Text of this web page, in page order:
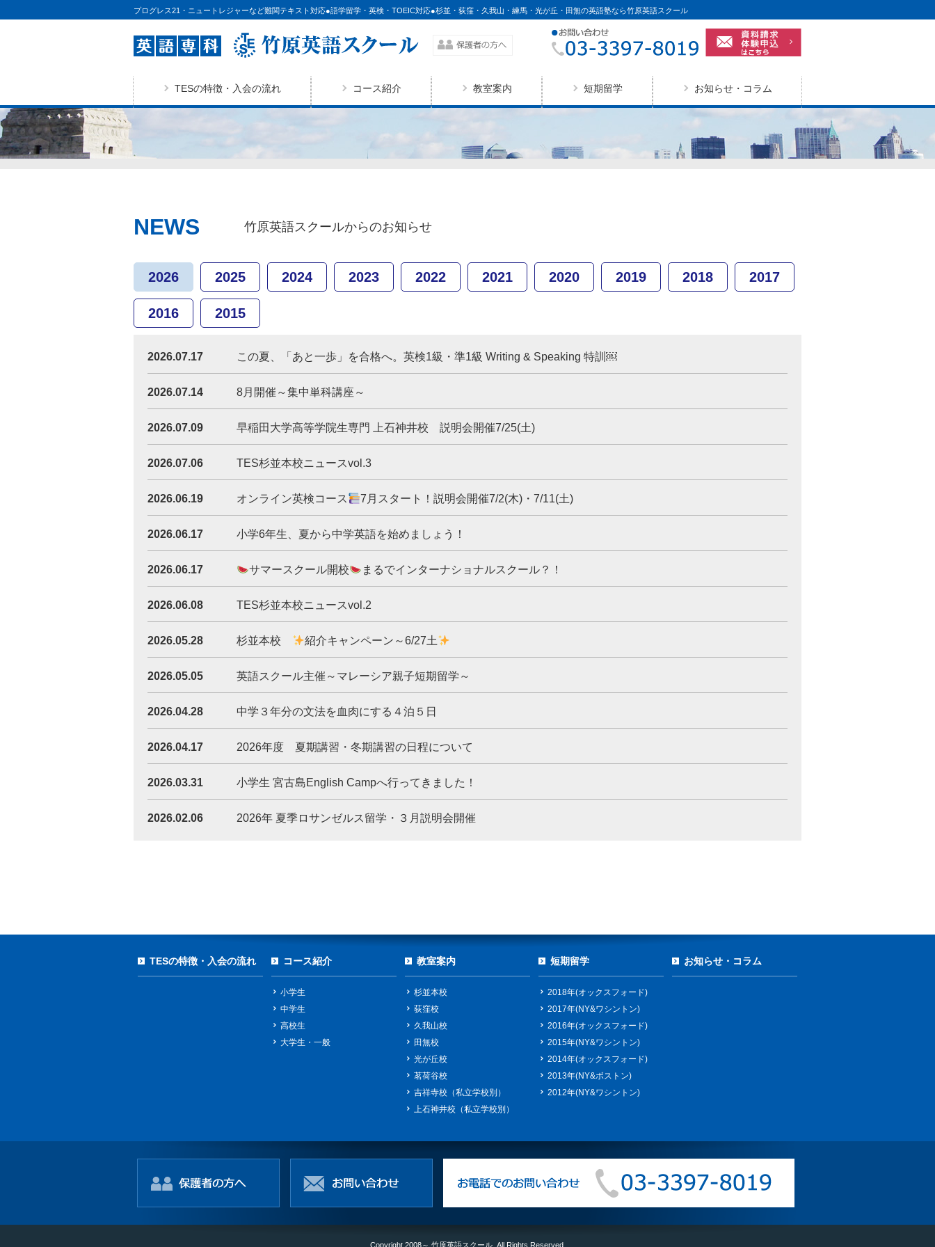
プログレス21・ニュートレジャーなど難関テキスト対応●語学留学・英検・TOEIC対応●杉並・荻窪・久我山・練馬・光が丘・田無の英語塾なら竹原英語スクール
TESの特徴・入会の流れ コース紹介 教室案内 短期留学 お知らせ・コラム
NEWS 竹原英語スクールからのお知らせ
2026 2025 2024 2023 2022 2021 2020 2019 2018 2017
2016 2015
2026.07.17 この夏、「あと一歩」を合格へ。英検1級・準1級 Writing & Speaking 特訓￼
2026.07.14 8月開催～集中単科講座～
2026.07.09 早稲田大学高等学院生専門 上石神井校 説明会開催7/25(土)
2026.07.06 TES杉並本校ニュースvol.3
2026.06.19 オンライン英検コース 7月スタート！説明会開催7/2(木)・7/11(土)
2026.06.17 小学6年生、夏から中学英語を始めましょう！
2026.06.17 サマースクール開校 まるでインターナショナルスクール？！
2026.06.08 TES杉並本校ニュースvol.2
2026.05.28 杉並本校 紹介キャンペーン～6/27土
2026.05.05 英語スクール主催～マレーシア親子短期留学～
2026.04.28 中学３年分の文法を血肉にする４泊５日
2026.04.17 2026年度 夏期講習・冬期講習の日程について
2026.03.31 小学生 宮古島English Campへ行ってきました！
2026.02.06 2026年 夏季ロサンゼルス留学・３月説明会開催
TESの特徴・入会の流れ コース紹介
小学生
中学生
高校生
大学生・一般
教室案内
杉並本校
荻窪校
久我山校
田無校
光が丘校
茗荷谷校
吉祥寺校（私立学校別）
上石神井校（私立学校別）
短期留学
2018年(オックスフォード)
2017年(NY&ワシントン)
2016年(オックスフォード)
2015年(NY&ワシントン)
2014年(オックスフォード)
2013年(NY&ボストン)
2012年(NY&ワシントン)
お知らせ・コラム
Copyright 2008～ 竹原英語スクール. All Rights Reserved.